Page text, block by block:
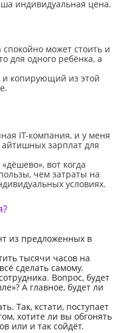
индивидуальная цена.
может стоить и
для одного ребёнка, а
и копирующий из этой
IT-компания, и у меня
зарплат для
вот когда
чем затраты на
условиях.
из предложенных в
тысячи часов на
сделать самому.
Вопрос, будет
А главное, будет ли
Так, кстати, поступает
хотите ли вы обгонять
или и так сойдёт.